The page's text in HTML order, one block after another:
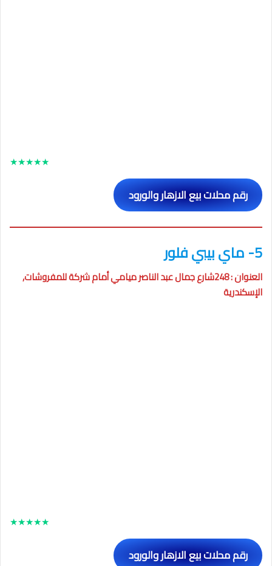
★
★
★
★
★
رقم محلات بيع الازهار والورود
5- ماي بيبي فلور
العنوان : 248شارع جمال عبد الناصر ميامي أمام شركة للمفروشات,
الإسكندرية
★
★
★
★
★
رقم محلات بيع الازهار والورود